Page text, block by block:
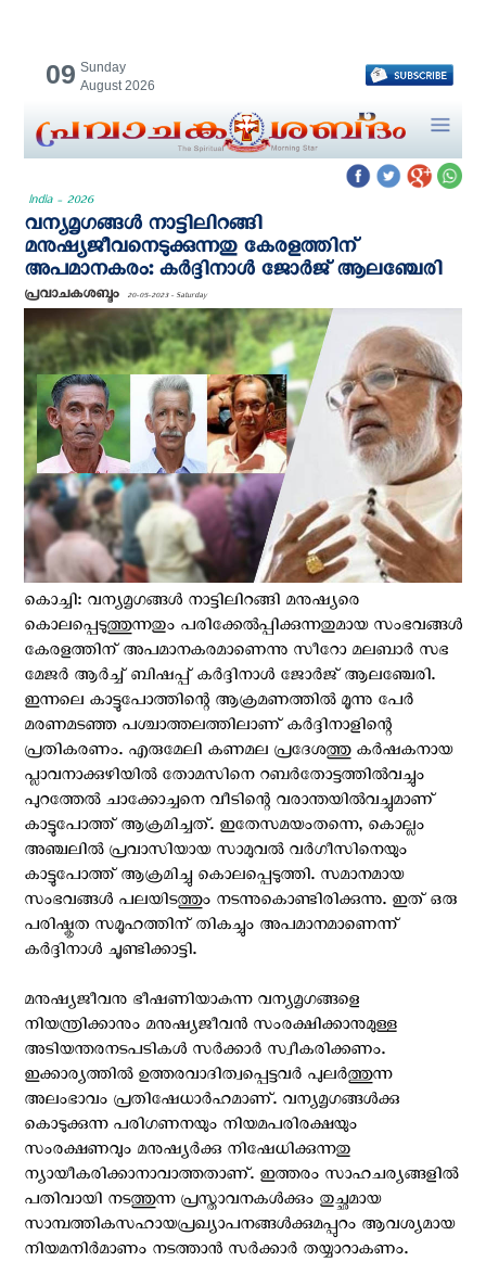
09 Sunday
August 2026
India - 2026
വന്യമൃഗങ്ങൾ നാട്ടിലിറങ്ങി
മനുഷ്യജീവനെടുക്കുന്നതു കേരളത്തിന്
അപമാനകരം: കർദ്ദിനാൾ ജോർജ് ആലഞ്ചേരി
പ്രവാചകശബ്ദം 20-05-2023 - Saturday
കൊച്ചി: വന്യമൃഗങ്ങൾ നാട്ടിലിറങ്ങി മനുഷ്യരെ
കൊലപ്പെടുത്തുന്നതും പരിക്കേൽപ്പിക്കുന്നതുമായ സംഭവങ്ങൾ
കേരളത്തിന് അപമാനകരമാണെന്നു സീറോ മലബാർ സഭ
മേജർ ആർച്ച് ബിഷപ്പ് കർദ്ദിനാൾ ജോർജ് ആലഞ്ചേരി.
ഇന്നലെ കാട്ടുപോത്തിന്റെ ആക്രമണത്തിൽ മൂന്നു പേര്‍
മരണമടഞ്ഞ പശ്ചാത്തലത്തിലാണ് കർദ്ദിനാളിന്റെ
പ്രതികരണം. എരുമേലി കണമല പ്രദേശത്തു കർഷകനായ
പ്ലാവനാക്കുഴിയിൽ തോമസിനെ റബർതോട്ടത്തിൽവച്ചും
പുറത്തേൽ ചാക്കോച്ചനെ വീടിന്റെ വരാന്തയിൽവച്ചുമാണ്
കാട്ടുപോത്ത് ആക്രമിച്ചത്. ഇതേസമയംതന്നെ, കൊല്ലം
അഞ്ചലിൽ പ്രവാസിയായ സാമുവൽ വർഗീസിനെയും
കാട്ടുപോത്ത് ആക്രമിച്ചു കൊലപ്പെടുത്തി. സമാനമായ
സംഭവങ്ങൾ പലയിടത്തും നടന്നുകൊണ്ടിരിക്കുന്നു. ഇത് ഒരു
പരിഷ്കൃത സമൂഹത്തിന് തികച്ചും അപമാനമാണെന്ന്
കർദ്ദിനാൾ ചൂണ്ടിക്കാട്ടി.
മനുഷ്യജീവനു ഭീഷണിയാകുന്ന വന്യമൃഗങ്ങളെ
നിയന്ത്രിക്കാനും മനുഷ്യജീവൻ സംരക്ഷിക്കാനുമുള്ള
അടിയന്തരനടപടികൾ സർക്കാർ സ്വീകരിക്കണം.
ഇക്കാര്യത്തിൽ ഉത്തരവാദിത്വപ്പെട്ടവർ പുലർത്തുന്ന
അലംഭാവം പ്രതിഷേധാർഹമാണ്. വന്യമൃഗങ്ങൾക്കു
കൊടുക്കുന്ന പരിഗണനയും നിയമപരിരക്ഷയും
സംരക്ഷണവും മനുഷ്യർക്കു നിഷേധിക്കുന്നതു
ന്യായീകരിക്കാനാവാത്തതാണ്. ഇത്തരം സാഹചര്യങ്ങളിൽ
പതിവായി നടത്തുന്ന പ്രസ്താവനകൾക്കും തുച്ഛമായ
സാമ്പത്തികസഹായപ്രഖ്യാപനങ്ങൾക്കുമപ്പുറം ആവശ്യമായ
നിയമനിർമാണം നടത്താൻ സർക്കാർ തയ്യാറാകണം.